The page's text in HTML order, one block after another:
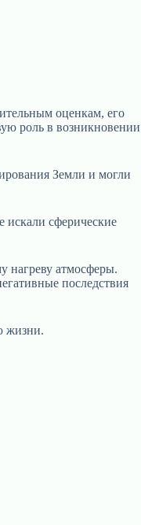
оценкам, его
роль в возникновении
Земли и могли
искали сферические
нагреву атмосферы.
последствия
жизни.